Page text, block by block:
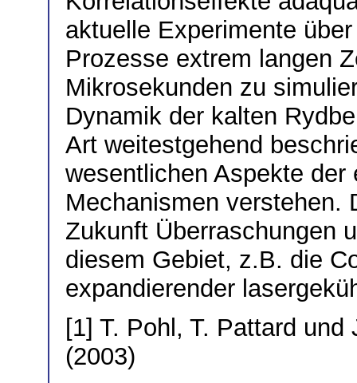
aktuelle Experimente
Prozesse extrem langen
Mikrosekunden zu
Dynamik der kalten
Art weitestgehend
wesentlichen Aspekte
Mechanismen verstehen.
Zukunft Überraschungen
diesem Gebiet, z.B. die
expandierender
[1] T. Pohl, T. Pattard
(2003)